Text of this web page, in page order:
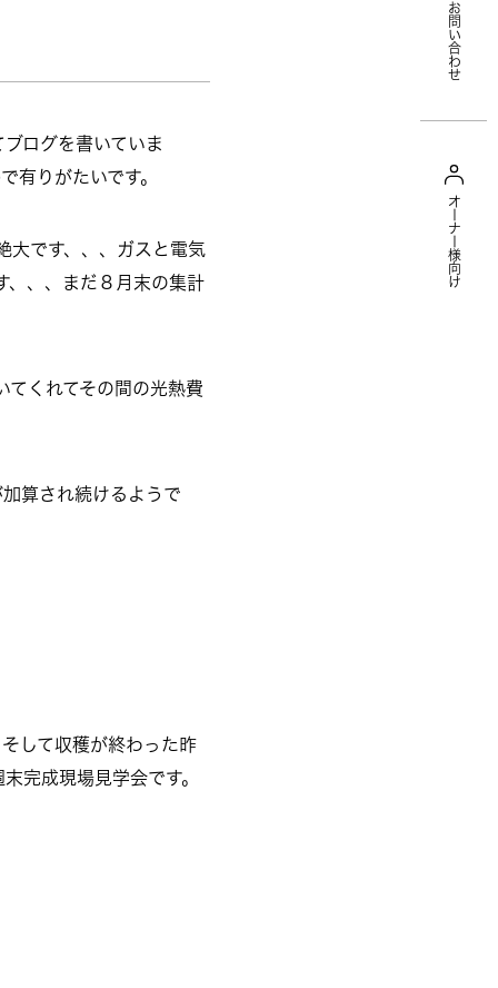
お問い合わせ
オーナー様向け
ログを書いていま
有りがたいです。
大です、、、ガスと電気
、、まだ８月末の集計
てくれてその間の光熱費
算され続けるようで
して収穫が終わった昨
完成現場見学会です。